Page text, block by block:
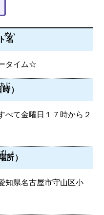
名
めい
タイム☆
時
じ
）
べて金曜日１７時から２
所
しょ
）
知県名古屋市守山区小